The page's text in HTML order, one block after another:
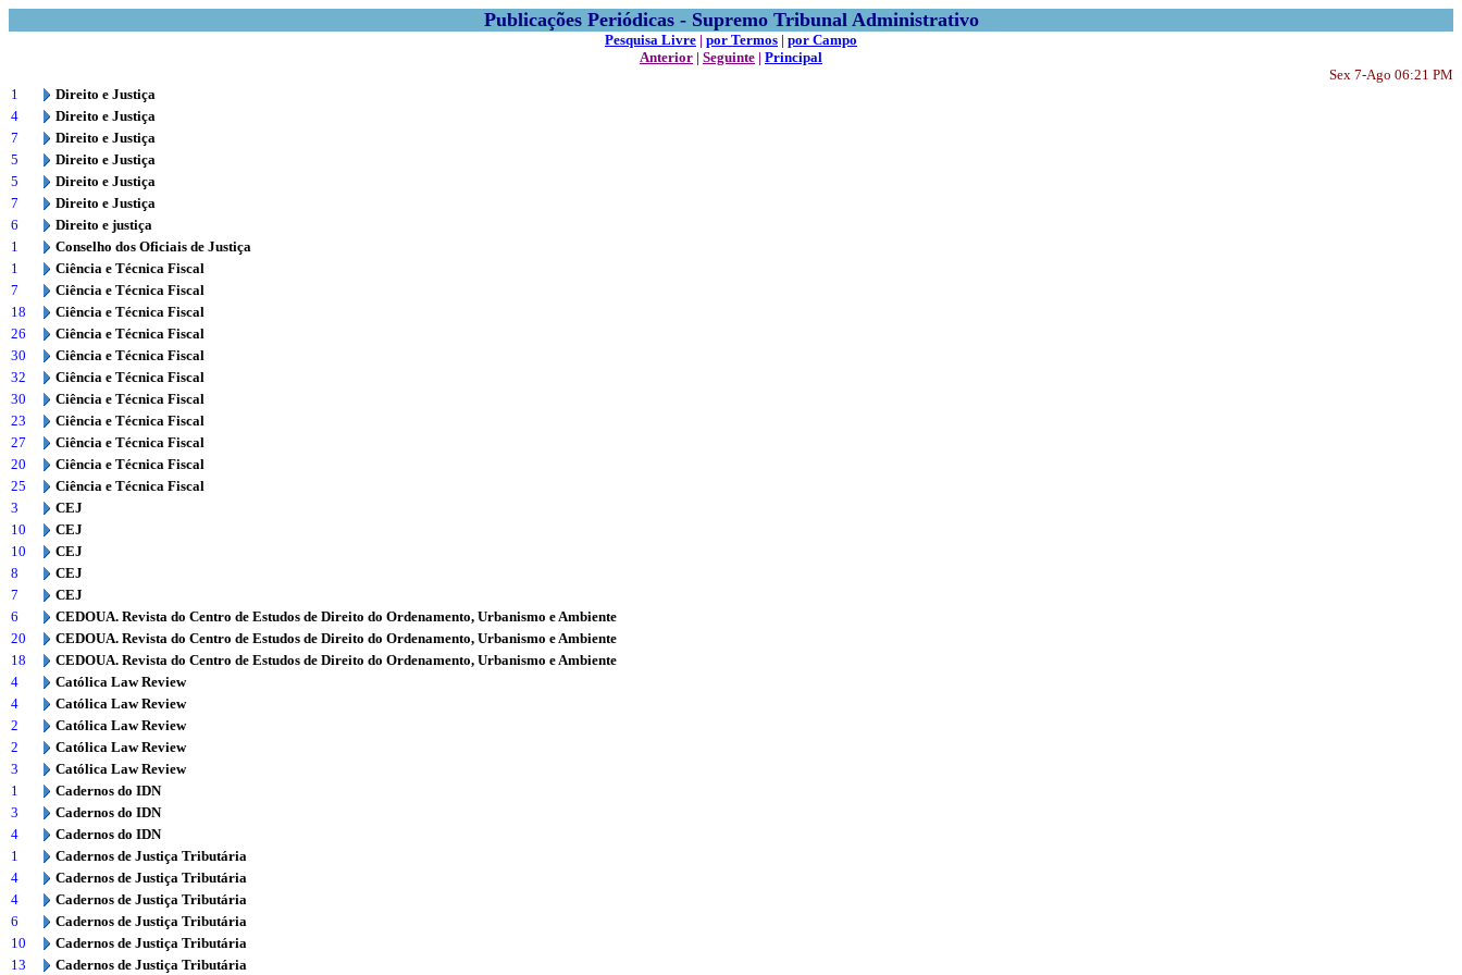
Publicações Periódicas - Supremo Tribunal Administrativo
Pesquisa Livre | por Termos | por Campo
Anterior | Seguinte | Principal
Sex 7-Ago 06:21 PM
1
Direito e Justiça
4
Direito e Justiça
7
Direito e Justiça
5
Direito e Justiça
5
Direito e Justiça
7
Direito e Justiça
6
Direito e justiça
1
Conselho dos Oficiais de Justiça
1
Ciência e Técnica Fiscal
7
Ciência e Técnica Fiscal
18
Ciência e Técnica Fiscal
26
Ciência e Técnica Fiscal
30
Ciência e Técnica Fiscal
32
Ciência e Técnica Fiscal
30
Ciência e Técnica Fiscal
23
Ciência e Técnica Fiscal
27
Ciência e Técnica Fiscal
20
Ciência e Técnica Fiscal
25
Ciência e Técnica Fiscal
3
CEJ
10
CEJ
10
CEJ
8
CEJ
7
CEJ
6
CEDOUA. Revista do Centro de Estudos de Direito do Ordenamento, Urbanismo e Ambiente
20
CEDOUA. Revista do Centro de Estudos de Direito do Ordenamento, Urbanismo e Ambiente
18
CEDOUA. Revista do Centro de Estudos de Direito do Ordenamento, Urbanismo e Ambiente
4
Católica Law Review
4
Católica Law Review
2
Católica Law Review
2
Católica Law Review
3
Católica Law Review
1
Cadernos do IDN
3
Cadernos do IDN
4
Cadernos do IDN
1
Cadernos de Justiça Tributária
4
Cadernos de Justiça Tributária
4
Cadernos de Justiça Tributária
6
Cadernos de Justiça Tributária
10
Cadernos de Justiça Tributária
13
Cadernos de Justiça Tributária